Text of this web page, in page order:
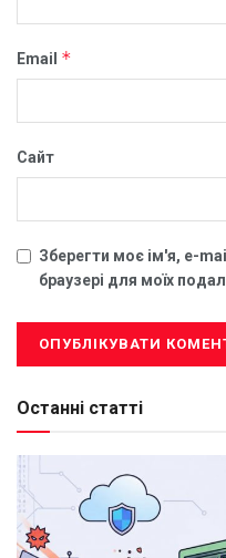
Email *
Сайт
Зберегти моє ім'я, e-
браузері для моїх
Останні статті